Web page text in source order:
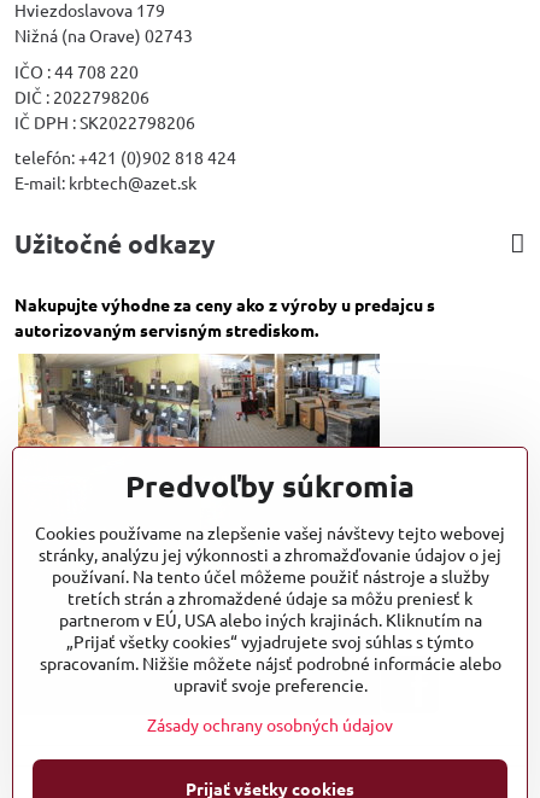
Hviezdoslavova 179
Nižná (na Orave) 02743
IČO : 44 708 220
DIČ : 2022798206
IČ DPH : SK2022798206
telefón: +421 (0)902 818 424
E-mail: krbtech@azet.sk
Užitočné odkazy
Nakupujte výhodne za ceny ako z výroby u predajcu s
autorizovaným servisným strediskom.
©2026Copyright
Predvoľby súkromia
Cookies používame na zlepšenie vašej návštevy tejto webovej
stránky, analýzu jej výkonnosti a zhromažďovanie údajov o jej
používaní. Na tento účel môžeme použiť nástroje a služby
tretích strán a zhromaždené údaje sa môžu preniesť k
partnerom v EÚ, USA alebo iných krajinách. Kliknutím na
„Prijať všetky cookies“ vyjadrujete svoj súhlas s týmto
spracovaním. Nižšie môžete nájsť podrobné informácie alebo
upraviť svoje preferencie.
Zásady ochrany osobných údajov
Prijať všetky cookies